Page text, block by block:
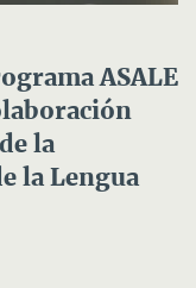
ASALE
la
la Lengua